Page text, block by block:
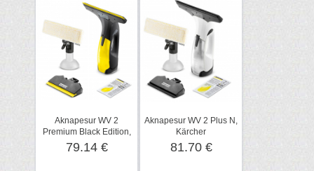
Aknapesur WV 2
Premium Black Edition,
Kärcher
79.14 €
Aknapesur WV 2 Plus N,
Kärcher
81.70 €